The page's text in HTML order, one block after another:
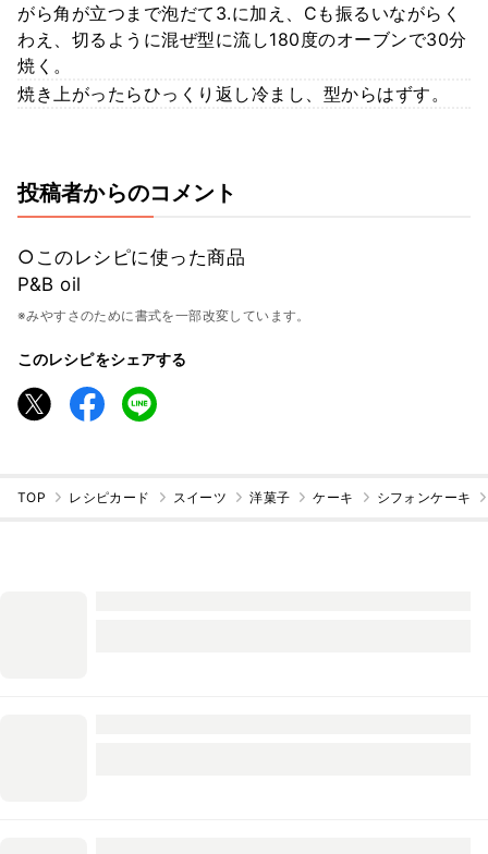
がら角が立つまで泡だて3.に加え、Cも振るいながらく
わえ、切るように混ぜ型に流し180度のオーブンで30分
焼く。
焼き上がったらひっくり返し冷まし、型からはずす。
投稿者からのコメント
○このレシピに使った商品
P&B oil
※みやすさのために書式を一部改変しています。
このレシピをシェアする
TOP レシピカード スイーツ 洋菓子 ケーキ シフォンケーキ